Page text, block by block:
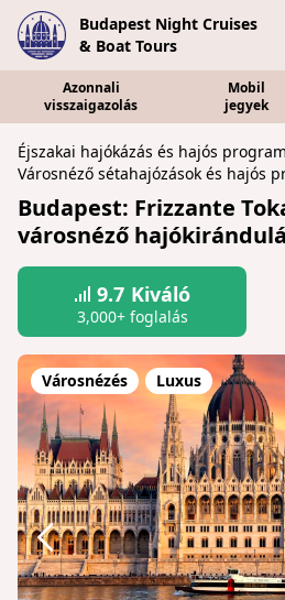
Budapest Night Cruises
& Boat Tours
Azonnali
visszaigazolás
Mobil
jegyek
Éjszakai hajókázás és hajós
Városnéző sétahajózások és hajós
Budapest: Frizzante
városnéző
9.7 Kiváló
3,000+ foglalás
Városnézés Luxus